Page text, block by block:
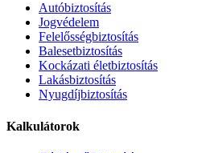
Autóbiztosítás
Jogvédelem
Felelősségbiztosítás
Balesetbiztosítás
Kockázati életbiztosítás
Lakásbiztosítás
Nyugdíjbiztosítás
Kalkulátorok